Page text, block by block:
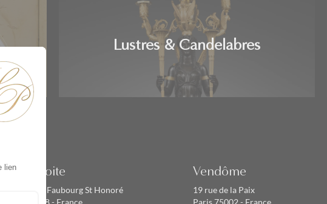
Lustres & Candelabres
Rive Droite
134 rue du Faubourg St Honoré
Vendôme
19 rue de la Paix